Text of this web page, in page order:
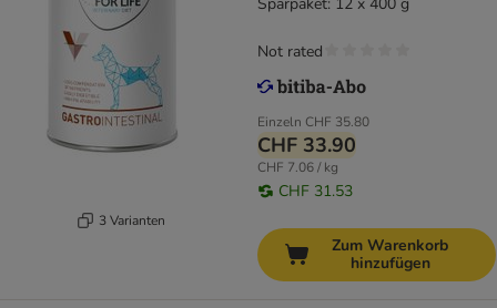
3 Varianten
Einzeln CHF 35.80
CHF 33.90
CHF 7.06 / kg
CHF 31.53
Not rated
Zum Warenkorb
hinzufügen